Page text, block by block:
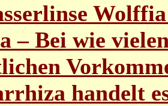
– Bei wie
handelt